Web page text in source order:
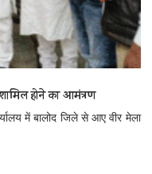
शामिल होने का आमंत्रण
में बालोद जिले से आए वीर मेला